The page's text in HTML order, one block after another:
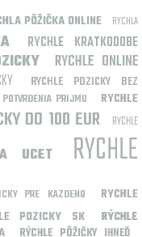
PÔŽIČKA ONLINE
RYCHLA
RYCHLE KRATKODOBE
RYCHLE ONLINE
RYCHLE POZICKY BEZ
PRIJMU
RYCHLE
DO 100 EUR
RYCHLE
UCET
RYCHLE
PRE KAZDEHO
RYCHLE
POZICKY SK
RÝCHLE
RÝCHLE PÔŽIČKY IHNEĎ